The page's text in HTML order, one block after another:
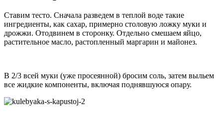
Ставим тесто. Сначала разведем в теплой воде такие
ингредиенты, как сахар, примерно столовую ложку муки и
дрожжи. Отодвинем в сторонку. Отдельно смешаем яйцо,
растительное масло, растопленный маргарин и майонез.
В 2/3 всей муки (уже просеянной) бросим соль, затем выльем
все жидкие компоненты, включая поднявшуюся опару.